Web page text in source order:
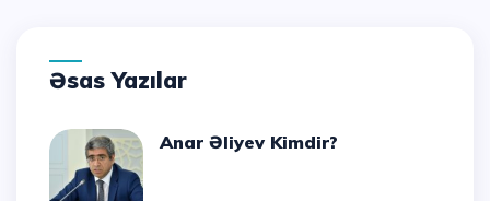
Əsas Yazılar
Anar Əliyev Kimdir?